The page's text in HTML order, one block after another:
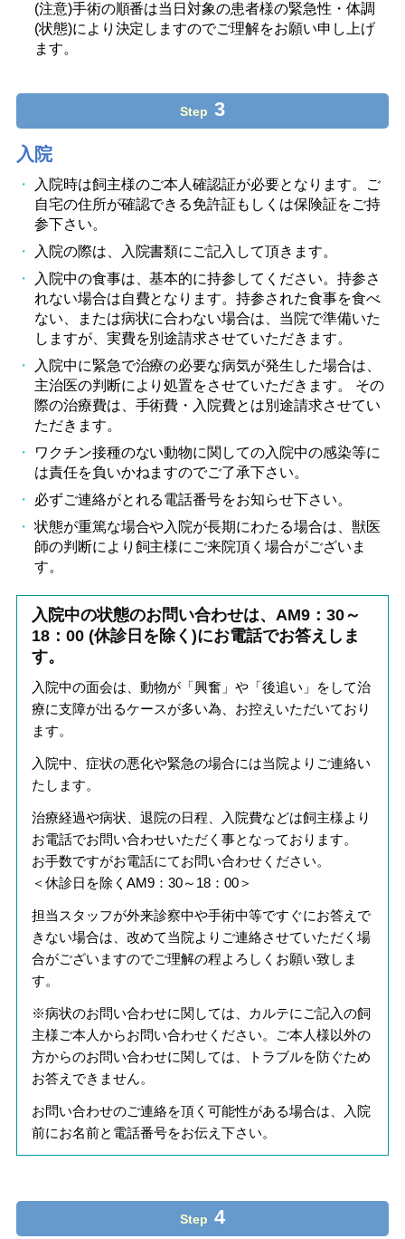
(注意)手術の順番は当日対象の患者様の緊急性・体調
(状態)により決定しますのでご理解をお願い申し上げ
ます。
Step 3
入院
入院時は飼主様のご本人確認証が必要となります。ご
自宅の住所が確認できる免許証もしくは保険証をご持
参下さい。
入院の際は、入院書類にご記入して頂きます。
入院中の食事は、基本的に持参してください。持参さ
れない場合は自費となります。持参された食事を食べ
ない、または病状に合わない場合は、当院で準備いた
しますが、実費を別途請求させていただきます。
入院中に緊急で治療の必要な病気が発生した場合は、
主治医の判断により処置をさせていただきます。 その
際の治療費は、手術費・入院費とは別途請求させてい
ただきます。
ワクチン接種のない動物に関しての入院中の感染等に
は責任を負いかねますのでご了承下さい。
必ずご連絡がとれる電話番号をお知らせ下さい。
状態が重篤な場合や入院が長期にわたる場合は、獣医
師の判断により飼主様にご来院頂く場合がございま
す。
入院中の状態のお問い合わせは、AM9：30～
18：00 (休診日を除く)にお電話でお答えしま
す。
入院中の面会は、動物が「興奮」や「後追い」をして治
療に支障が出るケースが多い為、お控えいただいており
ます。
入院中、症状の悪化や緊急の場合には当院よりご連絡い
たします。
治療経過や病状、退院の日程、入院費などは飼主様より
お電話でお問い合わせいただく事となっております。
お手数ですがお電話にてお問い合わせください。
＜休診日を除くAM9：30～18：00＞
担当スタッフが外来診察中や手術中等ですぐにお答えで
きない場合は、改めて当院よりご連絡させていただく場
合がございますのでご理解の程よろしくお願い致しま
す。
※病状のお問い合わせに関しては、カルテにご記入の飼
主様ご本人からお問い合わせください。ご本人様以外の
方からのお問い合わせに関しては、トラブルを防ぐため
お答えできません。
お問い合わせのご連絡を頂く可能性がある場合は、入院
前にお名前と電話番号をお伝え下さい。
Step 4